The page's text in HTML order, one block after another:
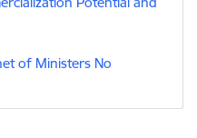
of Ministers No